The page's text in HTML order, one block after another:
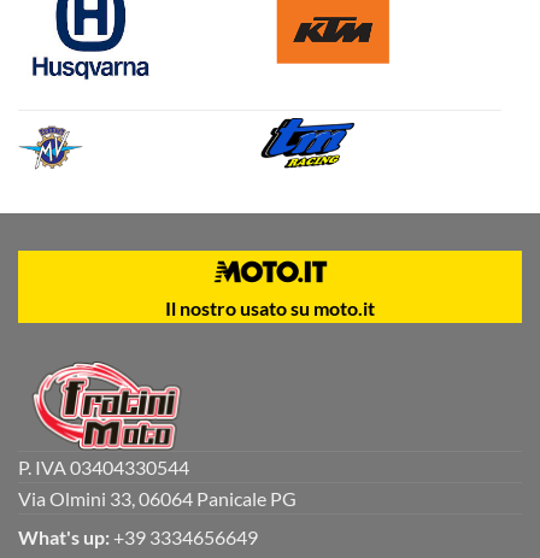
Il nostro usato su moto.it
P. IVA 03404330544
Via Olmini 33, 06064 Panicale PG
What's up: +39 3334656649